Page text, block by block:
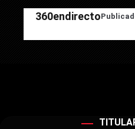
360endirecto